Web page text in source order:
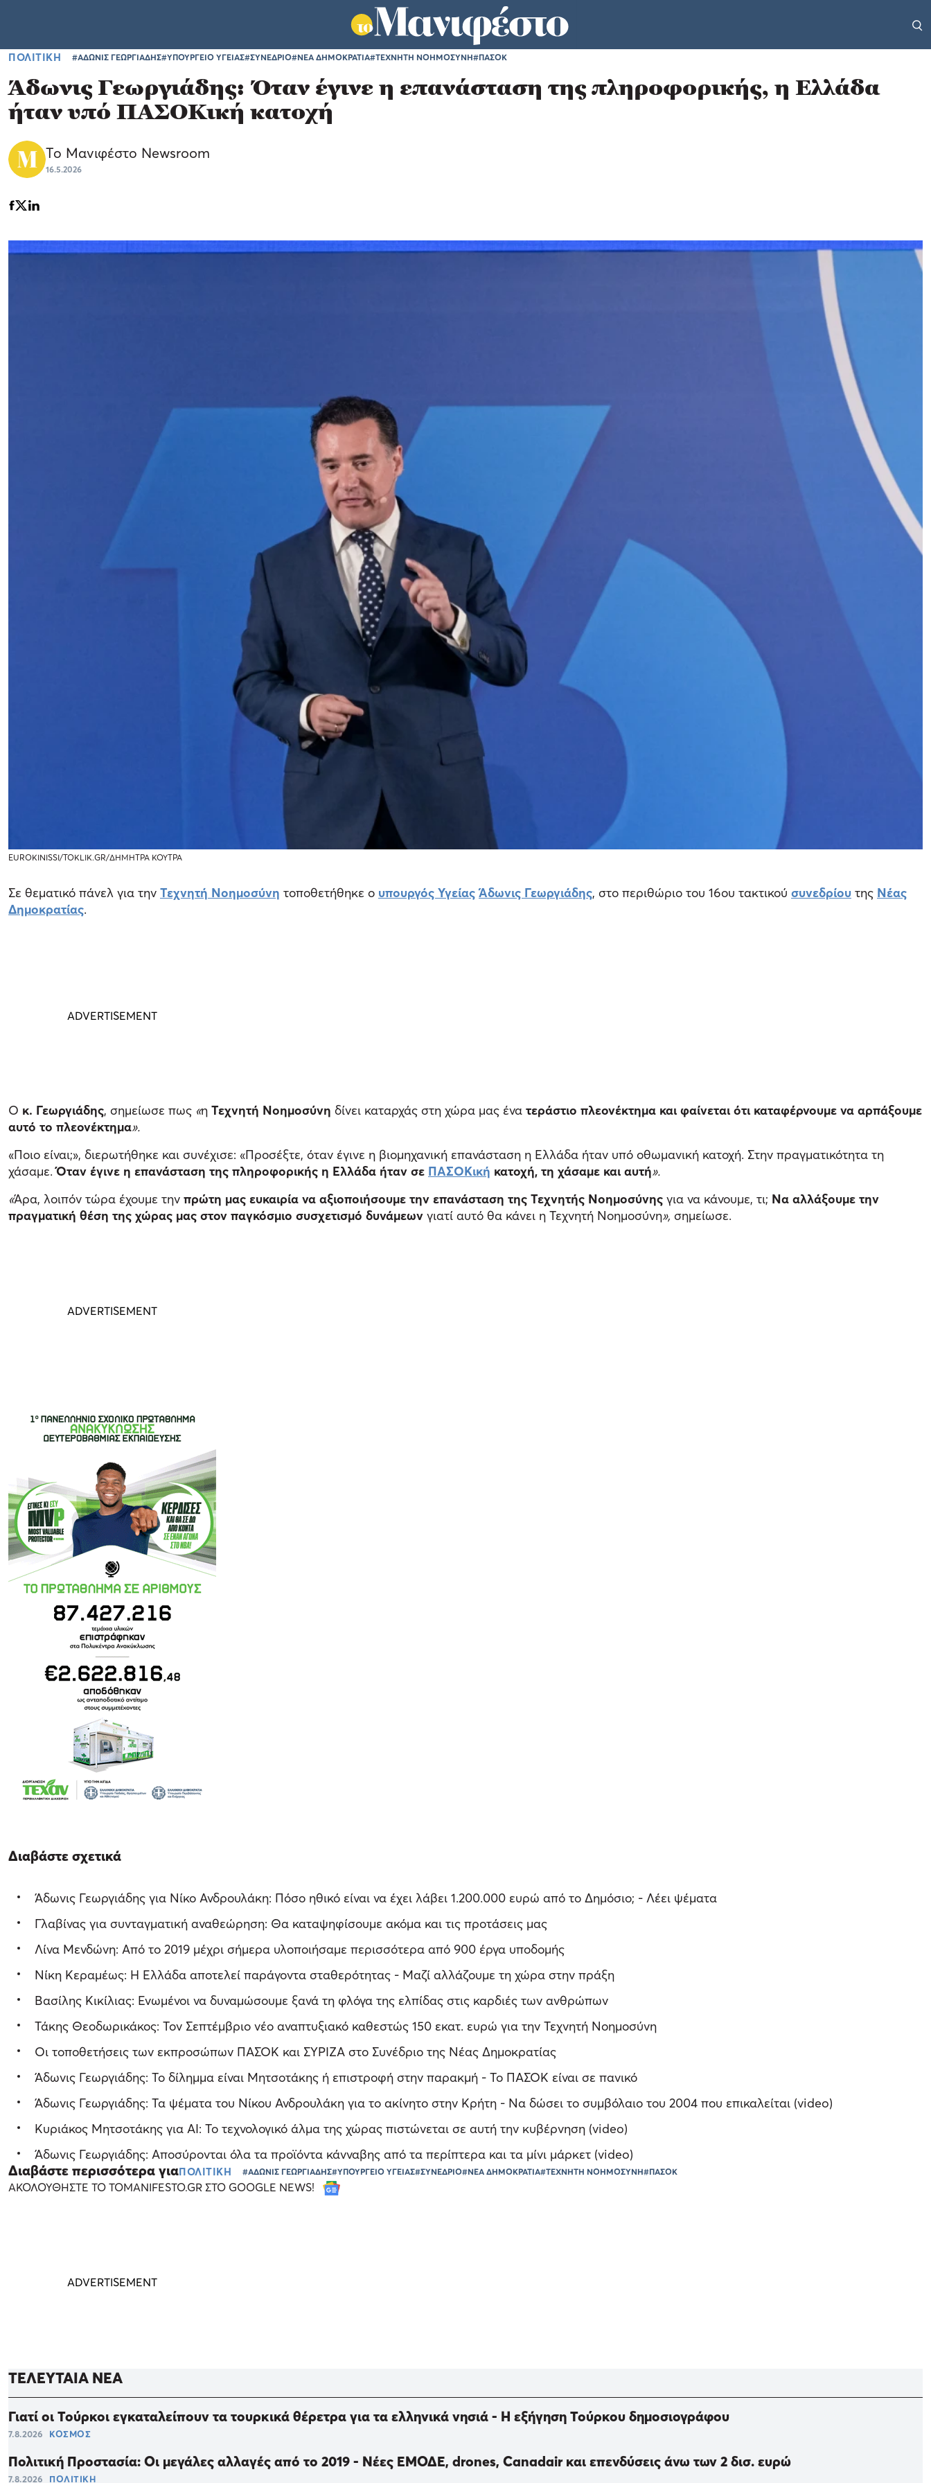
ΠΟΛΙΤΙΚΗ #ΑΔΩΝΙΣ ΓΕΩΡΓΙΑΔΗΣ#ΥΠΟΥΡΓΕΙΟ ΥΓΕΙΑΣ#ΣΥΝΕΔΡΙΟ#ΝΕΑ ΔΗΜΟΚΡΑΤΙΑ#ΤΕΧΝΗΤΗ ΝΟΗΜΟΣΥΝΗ#ΠΑΣΟΚ
Άδωνις Γεωργιάδης: Όταν έγινε η επανάσταση της πληροφορικής, η Ελλάδα
ήταν υπό ΠΑΣΟΚική κατοχή
Το Μανιφέστο Newsroom
16.5.2026
EUROKINISSI/TOKLIK.GR/ΔΗΜΗΤΡΑ ΚΟΥΤΡΑ
Σε θεματικό πάνελ για την Τεχνητή Νοημοσύνη τοποθετήθηκε ο υπουργός Υγείας Άδωνις Γεωργιάδης, στο περιθώριο του 16ου τακτικού συνεδρίου της Νέας
Δημοκρατίας.
Ο κ. Γεωργιάδης, σημείωσε πως «η Τεχνητή Νοημοσύνη δίνει καταρχάς στη χώρα μας ένα τεράστιο πλεονέκτημα και φαίνεται ότι καταφέρνουμε να αρπάξουμε
αυτό το πλεονέκτημα».
«Ποιο είναι;», διερωτήθηκε και συνέχισε: «Προσέξτε, όταν έγινε η βιομηχανική επανάσταση η Ελλάδα ήταν υπό οθωμανική κατοχή. Στην πραγματικότητα τη
χάσαμε.Όταν έγινε η επανάσταση της πληροφορικής η Ελλάδα ήταν σε ΠΑΣΟΚική κατοχή, τη χάσαμε και αυτή».
«Άρα, λοιπόν τώρα έχουμε την πρώτη μας ευκαιρία να αξιοποιήσουμε την επανάσταση της Τεχνητής Νοημοσύνης για να κάνουμε, τι; Να αλλάξουμε την
πραγματική θέση της χώρας μας στον παγκόσμιο συσχετισμό δυνάμεων γιατί αυτό θα κάνει η Τεχνητή Νοημοσύνη», σημείωσε.
Διαβάστε σχετικά
Άδωνις Γεωργιάδης για Νίκο Ανδρουλάκη: Πόσο ηθικό είναι να έχει λάβει 1.200.000 ευρώ από το Δημόσιο; - Λέει ψέματα
Γλαβίνας για συνταγματική αναθεώρηση: Θα καταψηφίσουμε ακόμα και τις προτάσεις μας
Λίνα Μενδώνη: Από το 2019 μέχρι σήμερα υλοποιήσαμε περισσότερα από 900 έργα υποδομής
Νίκη Κεραμέως: Η Ελλάδα αποτελεί παράγοντα σταθερότητας - Μαζί αλλάζουμε τη χώρα στην πράξη
Βασίλης Κικίλιας: Ενωμένοι να δυναμώσουμε ξανά τη φλόγα της ελπίδας στις καρδιές των ανθρώπων
Τάκης Θεοδωρικάκος: Τον Σεπτέμβριο νέο αναπτυξιακό καθεστώς 150 εκατ. ευρώ για την Τεχνητή Νοημοσύνη
Οι τοποθετήσεις των εκπροσώπων ΠΑΣΟΚ και ΣΥΡΙΖΑ στο Συνέδριο της Νέας Δημοκρατίας
Άδωνις Γεωργιάδης: Το δίλημμα είναι Μητσοτάκης ή επιστροφή στην παρακμή - Το ΠΑΣΟΚ είναι σε πανικό
Άδωνις Γεωργιάδης: Τα ψέματα του Νίκου Ανδρουλάκη για το ακίνητο στην Κρήτη - Να δώσει το συμβόλαιο του 2004 που επικαλείται (video)
Κυριάκος Μητσοτάκης για AI: Το τεχνολογικό άλμα της χώρας πιστώνεται σε αυτή την κυβέρνηση (video)
Άδωνις Γεωργιάδης: Αποσύρονται όλα τα προϊόντα κάνναβης από τα περίπτερα και τα μίνι μάρκετ (video)
Διαβάστε περισσότερα γιαΠΟΛΙΤΙΚΗ #ΑΔΩΝΙΣ ΓΕΩΡΓΙΑΔΗΣ#ΥΠΟΥΡΓΕΙΟ ΥΓΕΙΑΣ#ΣΥΝΕΔΡΙΟ#ΝΕΑ ΔΗΜΟΚΡΑΤΙΑ#ΤΕΧΝΗΤΗ ΝΟΗΜΟΣΥΝΗ#ΠΑΣΟΚ
ΑΚΟΛΟΥΘΗΣΤΕ ΤΟ TOMANIFESTO.GR ΣΤΟ GOOGLE NEWS!
ΤΕΛΕΥΤΑΙΑ ΝΕΑ
Γιατί οι Τούρκοι εγκαταλείπουν τα τουρκικά θέρετρα για τα ελληνικά νησιά - Η εξήγηση Τούρκου δημοσιογράφου
7.8.2026 ΚΟΣΜΟΣ
Πολιτική Προστασία: Οι μεγάλες αλλαγές από το 2019 - Νέες ΕΜΟΔΕ, drones, Canadair και επενδύσεις άνω των 2 δισ. ευρώ
7.8.2026 ΠΟΛΙΤΙΚΗ